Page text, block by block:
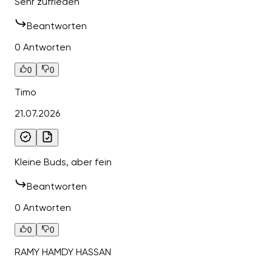
Beantworten
0 Antworten
0 0
Timo
21.07.2026
Kleine Buds, aber fein
Beantworten
0 Antworten
0 0
RAMY HAMDY HASSAN